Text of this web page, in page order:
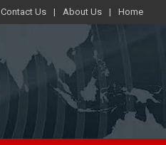
Contact Us About Us Home